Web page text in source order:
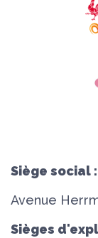
Siège social :
Avenue
Sièges